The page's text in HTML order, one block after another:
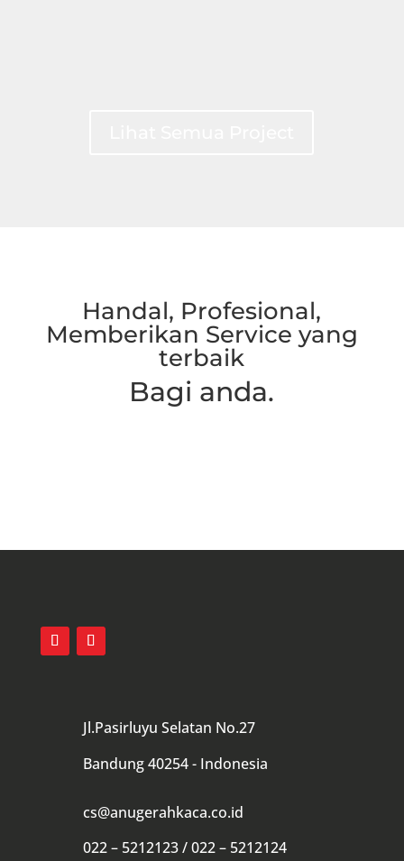
Handal, Profesional,
Memberikan Service yang
terbaik
Bagi anda.
Jl.Pasirluyu Selatan No.27
Bandung 40254 - Indonesia
cs@anugerahkaca.co.id
022 – 5212123 / 022 – 5212124